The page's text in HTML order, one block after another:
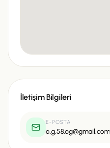
İletişim Bilgileri
E-POSTA
o.g.58.og@gmail.com